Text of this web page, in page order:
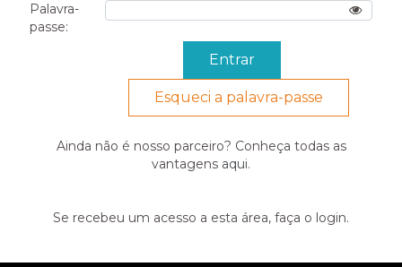
Palavra-
passe:
Esqueci a palavra-passe
Ainda não é nosso parceiro? Conheça todas as
vantagens aqui.
Se recebeu um acesso a esta área, faça o login.